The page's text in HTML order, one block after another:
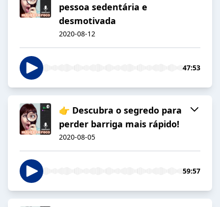
pessoa sedentária e
desmotivada
2020-08-12
47:53
👉 Descubra o segredo para
perder barriga mais rápido!
2020-08-05
59:57